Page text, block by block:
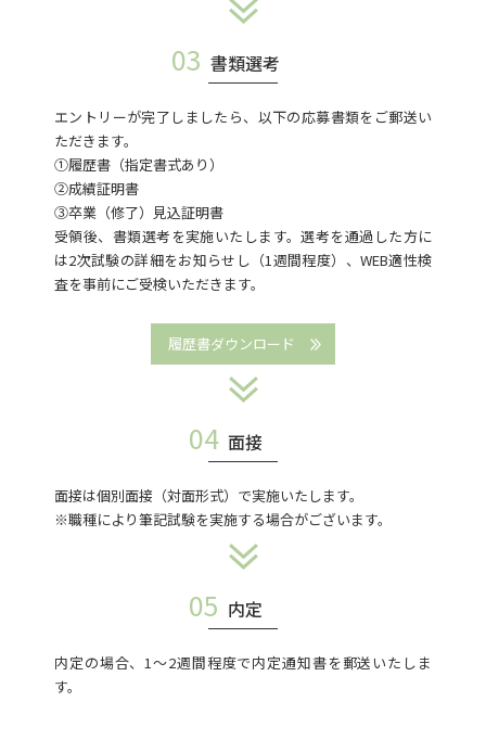
03 書類選考
エントリーが完了しましたら、以下の応募書類をご郵送い
ただきます。
①履歴書（指定書式あり）
②成績証明書
③卒業（修了）見込証明書
受領後、書類選考を実施いたします。選考を通過した方に
は2次試験の詳細をお知らせし（1週間程度）、WEB適性検
査を事前にご受検いただきます。
履歴書ダウンロード
04 面接
面接は個別面接（対面形式）で実施いたします。
※職種により筆記試験を実施する場合がございます。
05 内定
内定の場合、1～2週間程度で内定通知書を郵送いたしま
す。